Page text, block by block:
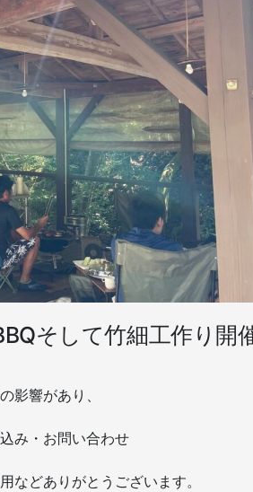
そして竹細工作り開
影響があり、
み・お問い合わせ
などありがとうございます。